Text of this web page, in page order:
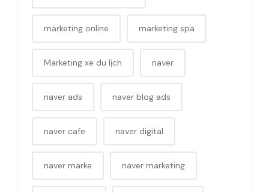
marketing online marketing spa
Marketing xe du lịch naver
naver ads naver blog ads
naver cafe naver digital
naver marke naver marketing